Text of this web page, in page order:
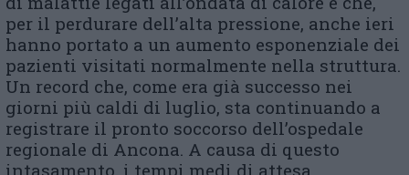
per il perdurare dell’alta pressione, anche ieri
hanno portato a un aumento esponenziale dei
pazienti visitati normalmente nella struttura.
Un record che, come era già successo nei
giorni più caldi di luglio, sta continuando a
registrare il pronto soccorso dell’ospedale
regionale di Ancona. A causa di questo
intasamento, i tempi medi di attesa